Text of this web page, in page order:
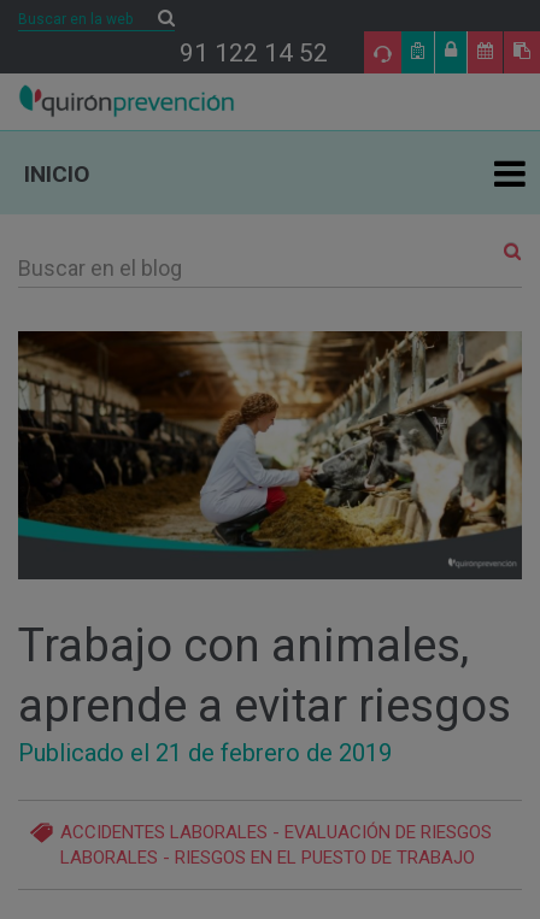
Buscar
91 122 14 52
TU SALUD
SALUD Y EMPRESA
SECTORES DE ACTIVIDAD
INICIO
Trabajo con animales,
aprende a evitar riesgos
Publicado el 21 de febrero de 2019
ACCIDENTES LABORALES - EVALUACIÓN DE RIESGOS
LABORALES - RIESGOS EN EL PUESTO DE TRABAJO